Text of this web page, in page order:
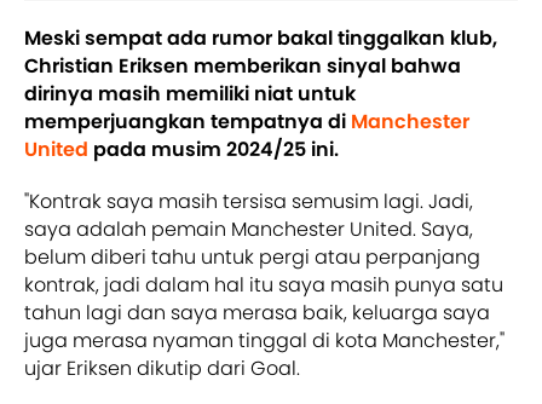
Meski sempat ada rumor bakal tinggalkan klub,
Christian Eriksen memberikan sinyal bahwa
dirinya masih memiliki niat untuk
memperjuangkan tempatnya di Manchester
United pada musim 2024/25 ini.
"Kontrak saya masih tersisa semusim lagi. Jadi,
saya adalah pemain Manchester United. Saya,
belum diberi tahu untuk pergi atau perpanjang
kontrak, jadi dalam hal itu saya masih punya satu
tahun lagi dan saya merasa baik, keluarga saya
juga merasa nyaman tinggal di kota Manchester,"
ujar Eriksen dikutip dari Goal.